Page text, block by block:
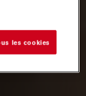
les cookies